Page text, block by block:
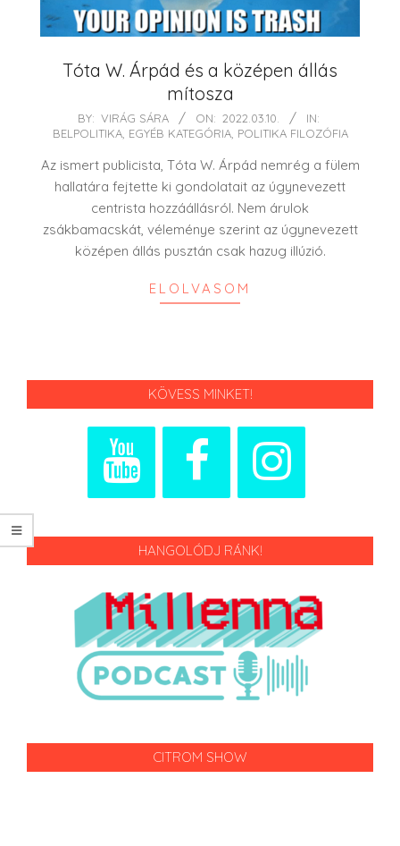
Tóta W. Árpád és a középen állás
mítosza
03-
10
BY: VIRÁG SÁRA ON: 2022.03.10.
IN:
BELPOLITIKA, EGYÉB KATEGÓRIA, POLITIKA FILOZÓFIA
Az ismert publicista, Tóta W. Árpád nemrég a fülem
hallatára fejtette ki gondolatait az úgynevezett
centrista hozzáállásról. Nem árulok
zsákbamacskát, véleménye szerint az úgynevezett
középen állás pusztán csak hazug illúzió.
ELOLVASOM
KÖVESS MINKET!
HANGOLÓDJ RÁNK!
CITROM SHOW